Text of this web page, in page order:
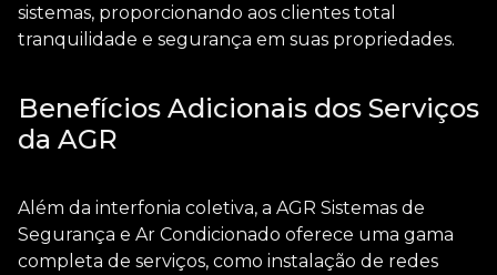
sistemas, proporcionando aos clientes total
tranquilidade e segurança em suas propriedades.
Benefícios Adicionais dos Serviços
da AGR
Além da interfonia coletiva, a AGR Sistemas de
Segurança e Ar Condicionado oferece uma gama
completa de serviços, como instalação de redes